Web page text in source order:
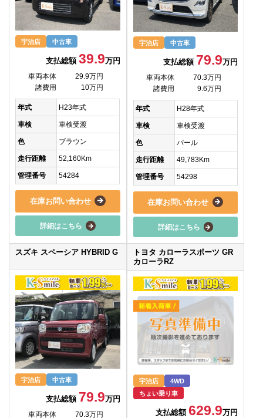
宇治店 中古車
支払総額 39.9万円
車両本体
29.9万円
諸費用
10万円
年式 H23年式
車検 車検受渡
色 ブラウン
走行距離 52,160Km
管理番号 54284
在庫お問い合わせ
詳細はこちら
宇治店 中古車
支払総額 79.9万円
車両本体
70.3万円
諸費用
9.6万円
年式 H28年式
車検 車検受渡
色 パール
走行距離 49,783Km
管理番号 54298
在庫お問い合わせ
詳細はこちら
スズキ スペーシア HYBRID G
宇治店 中古車
支払総額 79.9万円
車両本体
70.3万円
トヨタ カローラスポーツ GR
カローラRZ
宇治店
4WD
ちょい乗り車
支払総額629.9万円